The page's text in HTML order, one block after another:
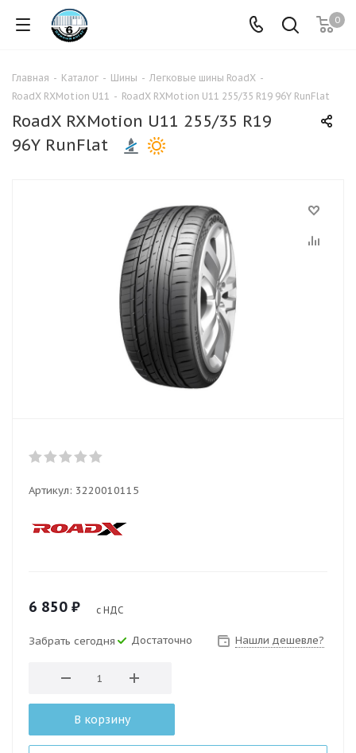
0
Главная - Каталог - Шины - Легковые шины RoadX -
RoadX RXMotion U11 - RoadX RXMotion U11 255/35 R19 96Y RunFlat
RoadX RXMotion U11 255/35 R19
96Y RunFlat
Артикул: 3220010115
6 850 ₽ с НДС
Забрать сегодня Достаточно Нашли дешевле?
В корзину